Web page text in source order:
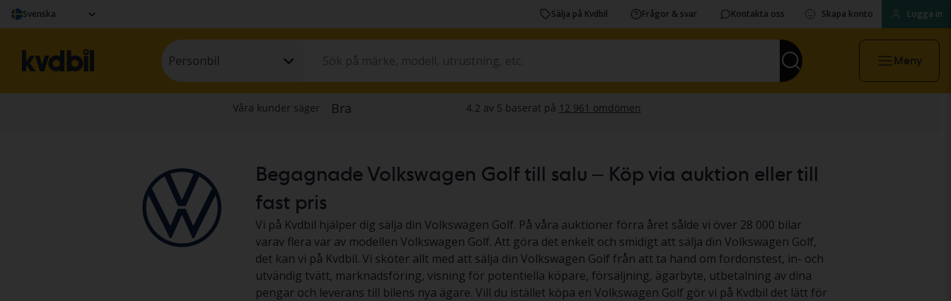
Svenska Sälja på Kvdbil Frågor & svar Kontakta oss Skapa konto Logga in
Personbil Meny
Begagnade Volkswagen Golf till salu – Köp via auktion eller till
fast pris
Vi på Kvdbil hjälper dig sälja din Volkswagen Golf. På våra auktioner förra året sålde vi över 28 000 bilar
varav flera var av modellen Volkswagen Golf. Att göra det enkelt och smidigt att sälja din Volkswagen Golf,
det kan vi på Kvdbil. Vi sköter allt med att sälja din Volkswagen Golf från att ta hand om fordonstest, in- och
utvändig tvätt, marknadsföring, visning för potentiella köpare, försäljning, ägarbyte, utbetalning av dina
pengar och leverans till bilens nya ägare. Vill du istället köpa en Volkswagen Golf gör vi på Kvdbil det lätt för